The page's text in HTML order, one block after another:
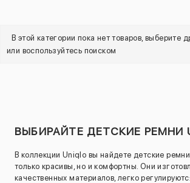
В этой категории пока нет товаров, выберите
или воспользуйтесь поиском
ВЫБИРАЙТЕ ДЕТСКИЕ РЕМНИ
В коллекции Uniqlo вы найдете детские
только красивы, но и комфортны. Они
качественных материалов, легко